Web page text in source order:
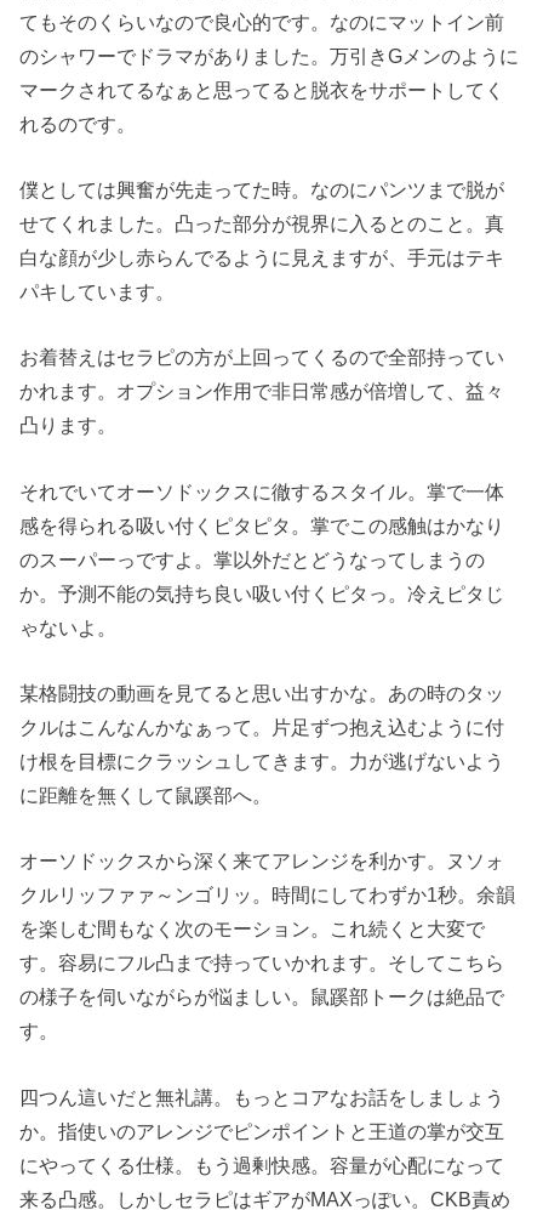
てもそのくらいなので良心的です。なのにマットイン前
のシャワーでドラマがありました。万引きGメンのように
マークされてるなぁと思ってると脱衣をサポートしてく
れるのです。
僕としては興奮が先走ってた時。なのにパンツまで脱が
せてくれました。凸った部分が視界に入るとのこと。真
白な顔が少し赤らんでるように見えますが、手元はテキ
パキしています。
お着替えはセラピの方が上回ってくるので全部持ってい
かれます。オプション作用で非日常感が倍増して、益々
凸ります。
それでいてオーソドックスに徹するスタイル。掌で一体
感を得られる吸い付くピタピタ。掌でこの感触はかなり
のスーパーっですよ。掌以外だとどうなってしまうの
か。予測不能の気持ち良い吸い付くピタっ。冷えピタじ
ゃないよ。
某格闘技の動画を見てると思い出すかな。あの時のタッ
クルはこんなんかなぁって。片足ずつ抱え込むように付
け根を目標にクラッシュしてきます。力が逃げないよう
に距離を無くして鼠蹊部へ。
オーソドックスから深く来てアレンジを利かす。ヌソォ
クルリッファァ～ンゴリッ。時間にしてわずか1秒。余韻
を楽しむ間もなく次のモーション。これ続くと大変で
す。容易にフル凸まで持っていかれます。そしてこちら
の様子を伺いながらが悩ましい。鼠蹊部トークは絶品で
す。
四つん這いだと無礼講。もっとコアなお話をしましょう
か。指使いのアレンジでピンポイントと王道の掌が交互
にやってくる仕様。もう過剰快感。容量が心配になって
来る凸感。しかしセラピはギアがMAXっぽい。CKB責め